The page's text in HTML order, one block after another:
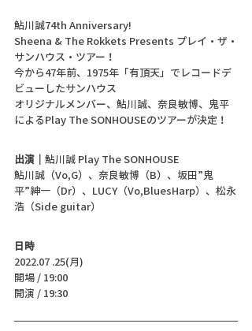
鮎川誠74th Anniversary!
Sheena & The Rokkets Presents プレイ・ザ・
サンハウス・ツアー！
今から47年前、1975年「有頂天」でレコードデ
ビューしたサンハウス
オリジナルメンバー、鮎川誠、奈良敏博、鬼平
によるPlay The SONHOUSEのツアーが決定！
出演｜ 鮎川誠 Play The SONHOUSE
鮎川誠（Vo,G）、奈良敏博（B）、坂田”鬼
平”紳一（Dr）、LUCY（Vo,BluesHarp）、松永
浩（Side guitar）
日時
2022.07 .25(月)
開場 / 19:00
開演 / 19:30